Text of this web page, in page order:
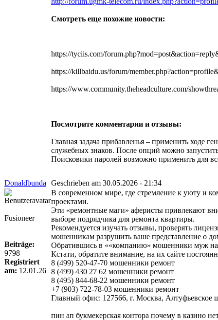
Смотреть еще похожие новости:
https://tyciis.com/
https://killbaidu.us/forum/
https://www.community.theheadculture.com/
Посмотрите комментарии и отзывы:
Главная задача прибавленья – применить ходе
служебных знаков. После опций можно
Поисковики паролей возможно применить для
Donaldbunda Geschrieben am 30.05.2026 - 21:34
Fusioneer
Beiträge:
9798
Registriert
am: 12.01.26
В современном мире, где стремление к уюту и
проектами.
Эти «ремонтные маги» аферисты привлекают
выборе подрядчика для ремонта квартиры.
Рекомендуется изучать отзывы, проверять
мошенникам разрушить ваше представление о
Обратившись в ««компанию» мошенники муж на
Кстати, обратите внимание, на их сайте
8 (499) 520-47-70 мошенники ремонт
8 (499) 430 27 62 мошенники ремонт
8 (495) 844-68-22 мошенники ремонт
+7 (903) 722-78-03 мошенники ремонт
Главный офис: 127566, г. Москва, Алтуфьевское
пин ап букмекерская контора почему в казино